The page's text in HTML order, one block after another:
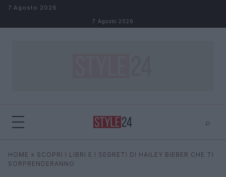
Salta al contenuto
7 Agosto 2026
7 Agosto 2026
⌕
Cerca ⌕ ×
HOME » SCOPRI I LIBRI E I SEGRETI DI HAILEY BIEBER CHE TI
SORPRENDERANNO